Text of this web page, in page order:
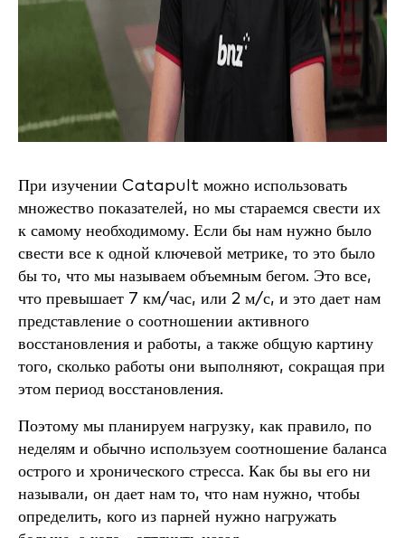
При изучении Catapult можно использовать
множество показателей, но мы стараемся свести их
к самому необходимому. Если бы нам нужно было
свести все к одной ключевой метрике, то это было
бы то, что мы называем объемным бегом. Это все,
что превышает 7 км/час, или 2 м/с, и это дает нам
представление о соотношении активного
восстановления и работы, а также общую картину
того, сколько работы они выполняют, сокращая при
этом период восстановления.
Поэтому мы планируем нагрузку, как правило, по
неделям и обычно используем соотношение баланса
острого и хронического стресса. Как бы вы его ни
называли, он дает нам то, что нам нужно, чтобы
определить, кого из парней нужно нагружать